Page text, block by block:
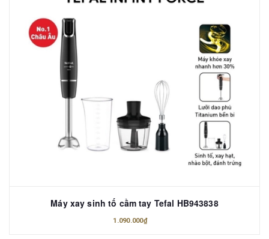
Máy xay sinh tố cầm tay Tefal HB943838
1.090.000₫